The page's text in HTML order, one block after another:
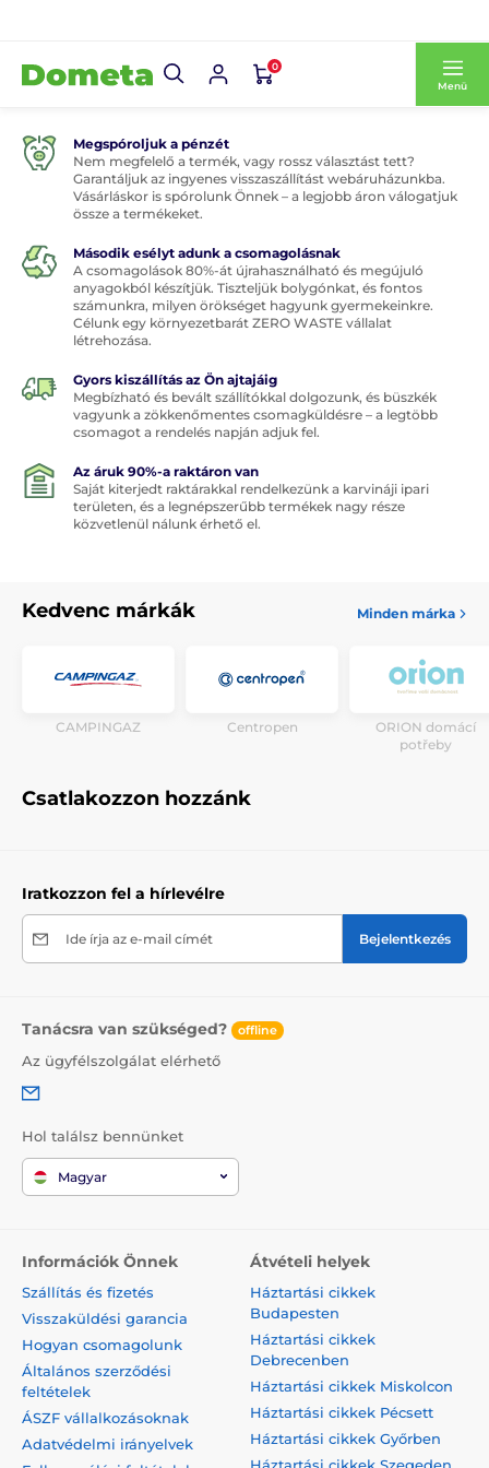
0
Menü
Megspóroljuk a pénzét
Nem megfelelő a termék, vagy rossz választást tett?
Garantáljuk az ingyenes visszaszállítást webáruházunkba.
Vásárláskor is spórolunk Önnek – a legjobb áron válogatjuk
össze a termékeket.
Második esélyt adunk a csomagolásnak
A csomagolások 80%-át újrahasználható és megújuló
anyagokból készítjük. Tiszteljük bolygónkat, és fontos
számunkra, milyen örökséget hagyunk gyermekeinkre.
Célunk egy környezetbarát ZERO WASTE vállalat
létrehozása.
Gyors kiszállítás az Ön ajtajáig
Megbízható és bevált szállítókkal dolgozunk, és büszkék
vagyunk a zökkenőmentes csomagküldésre – a legtöbb
csomagot a rendelés napján adjuk fel.
Az áruk 90%-a raktáron van
Saját kiterjedt raktárakkal rendelkezünk a karvináji ipari
területen, és a legnépszerűbb termékek nagy része
közvetlenül nálunk érhető el.
Kedvenc márkák Minden márka
CAMPINGAZ Centropen
ORION domácí
potřeby
Csatlakozzon hozzánk
Iratkozzon fel a hírlevélre
Ide írja az e-mail címét Bejelentkezés
Tanácsra van szükséged? offline
Az ügyfélszolgálat elérhető
Hol találsz bennünket
Magyar
Információk Önnek
Szállítás és fizetés
Visszaküldési garancia
Hogyan csomagolunk
Általános szerződési
feltételek
ÁSZF vállalkozásoknak
Adatvédelmi irányelvek
Átvételi helyek
Háztartási cikkek
Budapesten
Háztartási cikkek
Debrecenben
Háztartási cikkek Miskolcon
Háztartási cikkek Pécsett
Háztartási cikkek Győrben